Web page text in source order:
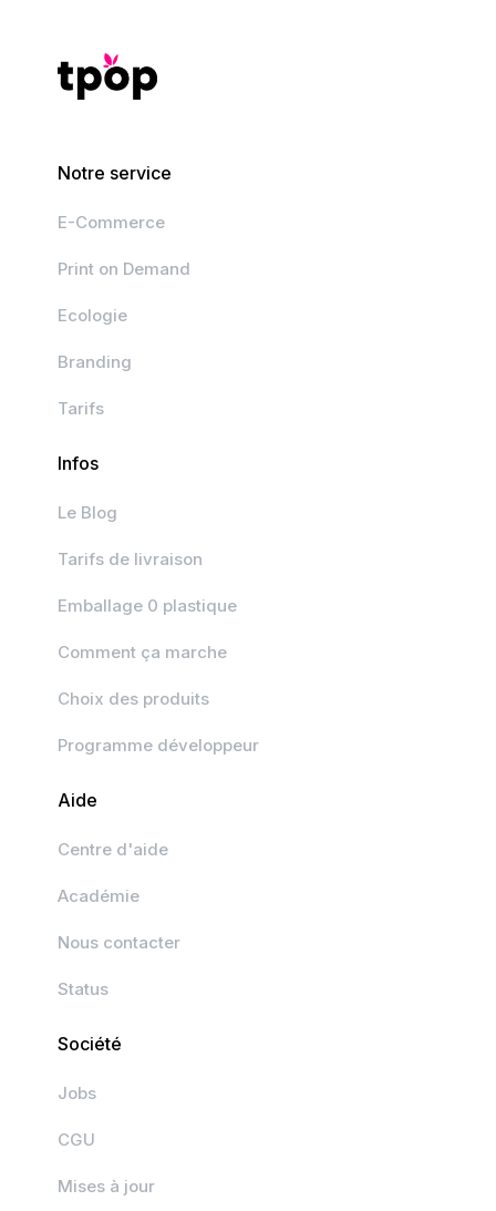
Notre service
E-Commerce
Print on Demand
Ecologie
Branding
Tarifs
Infos
Le Blog
Tarifs de livraison
Emballage 0 plastique
Comment ça marche
Choix des produits
Programme développeur
Aide
Centre d'aide
Académie
Nous contacter
Status
Société
Jobs
CGU
Mises à jour